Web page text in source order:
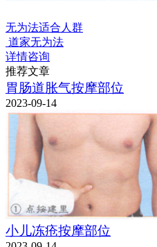
无为法适合人群
道家无为法
详情咨询
推荐文章
胃肠道胀气按摩部位
2023-09-14
小儿冻疮按摩部位